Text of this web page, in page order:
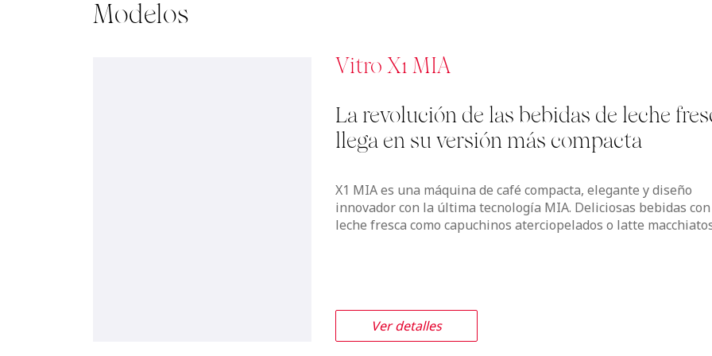
Modelos
Vitro X1 MIA
La revolución de las bebidas de leche
llega en su versión más compacta
X1 MIA es una máquina de café compacta, elegante y diseño
innovador con la última tecnología MIA. Deliciosas bebidas con
leche fresca como capuchinos aterciopelados o latte
Ver detalles